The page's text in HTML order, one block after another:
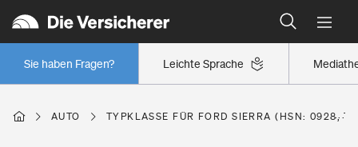
Leichte Sprache
Sie haben Fragen?
Wer versichert was: Jetzt Versicherer finden
Regionalklassen: So ist Ihre Region eingestuft
Wer versichert was: Jetzt Versicherer finden
AUTO TYPKLASSE FÜR FORD SIERRA (HSN: 0928,